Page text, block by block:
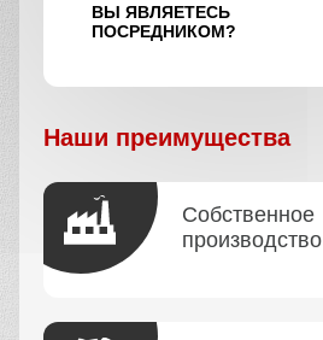
ВЫ ЯВЛЯЕТЕСЬ
ПОСРЕДНИКОМ?
Наши преимущества
Собственное
производство